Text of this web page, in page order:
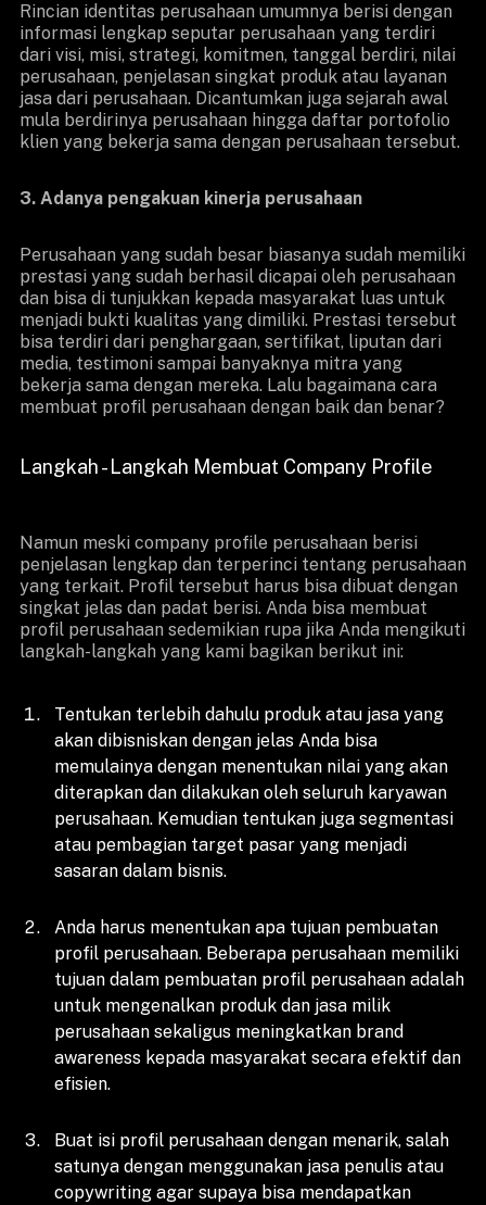
Rincian identitas perusahaan umumnya berisi dengan
informasi lengkap seputar perusahaan yang terdiri
dari visi, misi, strategi, komitmen, tanggal berdiri, nilai
perusahaan, penjelasan singkat produk atau layanan
jasa dari perusahaan. Dicantumkan juga sejarah awal
mula berdirinya perusahaan hingga daftar portofolio
klien yang bekerja sama dengan perusahaan tersebut.
3. Adanya pengakuan kinerja perusahaan
Perusahaan yang sudah besar biasanya sudah memiliki
prestasi yang sudah berhasil dicapai oleh perusahaan
dan bisa di tunjukkan kepada masyarakat luas untuk
menjadi bukti kualitas yang dimiliki. Prestasi tersebut
bisa terdiri dari penghargaan, sertifikat, liputan dari
media, testimoni sampai banyaknya mitra yang
bekerja sama dengan mereka. Lalu bagaimana cara
membuat profil perusahaan dengan baik dan benar?
Langkah - Langkah Membuat Company Profile
Namun meski company profile perusahaan berisi
penjelasan lengkap dan terperinci tentang perusahaan
yang terkait. Profil tersebut harus bisa dibuat dengan
singkat jelas dan padat berisi. Anda bisa membuat
profil perusahaan sedemikian rupa jika Anda mengikuti
langkah-langkah yang kami bagikan berikut ini:
Tentukan terlebih dahulu produk atau jasa yang
akan dibisniskan dengan jelas Anda bisa
memulainya dengan menentukan nilai yang akan
diterapkan dan dilakukan oleh seluruh karyawan
perusahaan. Kemudian tentukan juga segmentasi
atau pembagian target pasar yang menjadi
sasaran dalam bisnis.
Anda harus menentukan apa tujuan pembuatan
profil perusahaan. Beberapa perusahaan memiliki
tujuan dalam pembuatan profil perusahaan adalah
untuk mengenalkan produk dan jasa milik
perusahaan sekaligus meningkatkan brand
awareness kepada masyarakat secara efektif dan
efisien.
Buat isi profil perusahaan dengan menarik, salah
satunya dengan menggunakan jasa penulis atau
copywriting agar supaya bisa mendapatkan